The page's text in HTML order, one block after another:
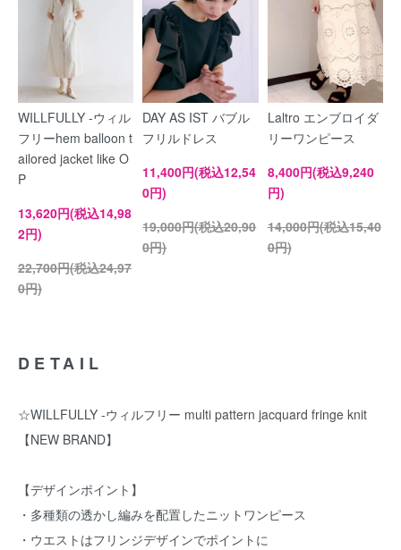
WILLFULLY -ウィル
フリーhem balloon t
ailored jacket like O
P
13,620円(税込14,98
2円)
22,700円(税込24,97
0円)
DAY AS IST バブル
フリルドレス
11,400円(税込12,54
0円)
19,000円(税込20,90
0円)
Laltro エンブロイダ
リーワンピース
8,400円(税込9,240
円)
14,000円(税込15,40
0円)
DETAIL
☆WILLFULLY -ウィルフリー multi pattern jacquard fringe knit
【NEW BRAND】
【デザインポイント】
・多種類の透かし編みを配置したニットワンピース
・ウエストはフリンジデザインでポイントに